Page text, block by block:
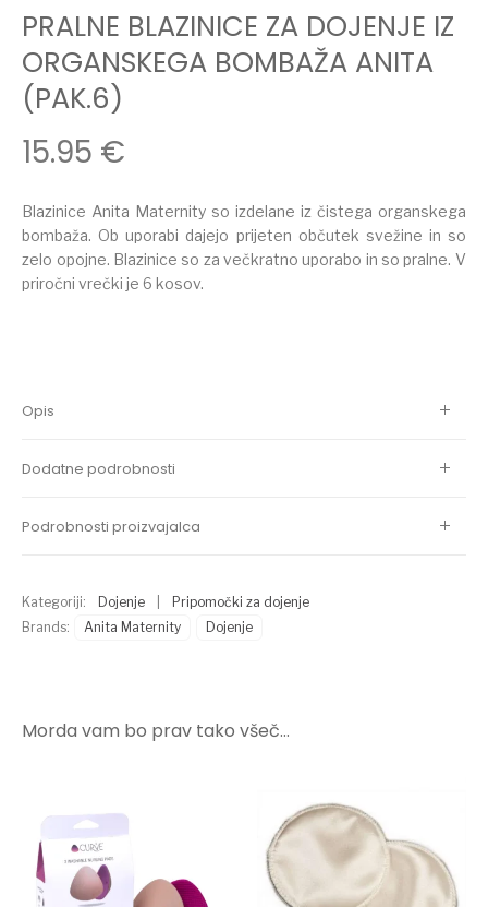
PRALNE BLAZINICE ZA DOJENJE IZ
ORGANSKEGA BOMBAŽA ANITA
(PAK.6)
15.95 €
Kategoriji: Dojenje
Pripomočki za dojenje
Brands:
Anita Maternity Dojenje
Blazinice Anita Maternity so izdelane iz čistega organskega
bombaža. Ob uporabi dajejo prijeten občutek svežine in so
zelo opojne. Blazinice so za večkratno uporabo in so pralne. V
priročni vrečki je 6 kosov.
Opis
Dodatne podrobnosti
Podrobnosti proizvajalca
Morda vam bo prav tako všeč…